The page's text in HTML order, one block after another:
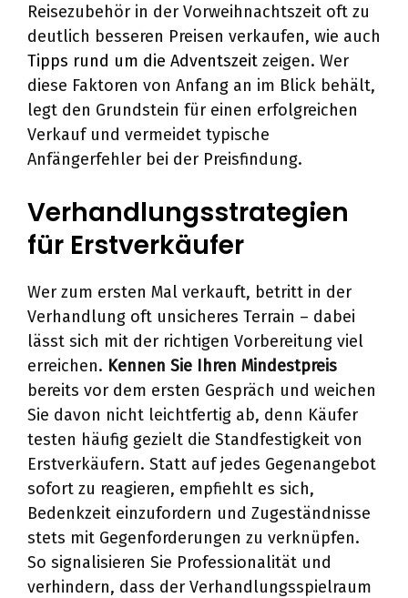
Reisezubehör in der Vorweihnachtszeit oft zu
deutlich besseren Preisen verkaufen, wie auch
Tipps rund um die Adventszeit zeigen. Wer
diese Faktoren von Anfang an im Blick behält,
legt den Grundstein für einen erfolgreichen
Verkauf und vermeidet typische
Anfängerfehler bei der Preisfindung.
Verhandlungsstrategien
für Erstverkäufer
Wer zum ersten Mal verkauft, betritt in der
Verhandlung oft unsicheres Terrain – dabei
lässt sich mit der richtigen Vorbereitung viel
erreichen. Kennen Sie Ihren Mindestpreis
bereits vor dem ersten Gespräch und weichen
Sie davon nicht leichtfertig ab, denn Käufer
testen häufig gezielt die Standfestigkeit von
Erstverkäufern. Statt auf jedes Gegenangebot
sofort zu reagieren, empfiehlt es sich,
Bedenkzeit einzufordern und Zugeständnisse
stets mit Gegenforderungen zu verknüpfen.
So signalisieren Sie Professionalität und
verhindern, dass der Verhandlungsspielraum